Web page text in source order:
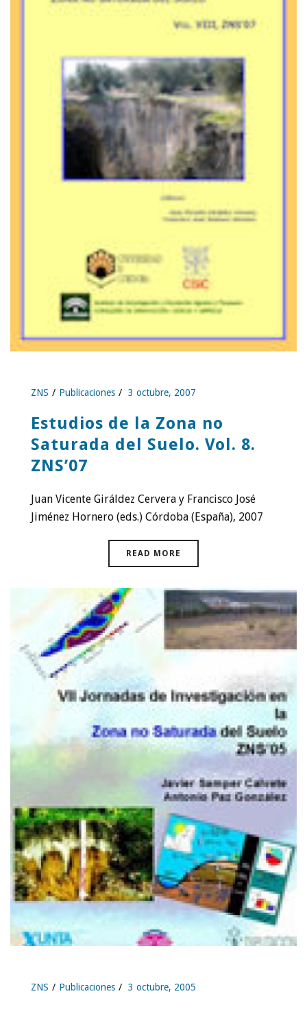
ZNS Publicaciones 3 octubre, 2007
Estudios de la Zona no
Saturada del Suelo. Vol. 8.
ZNS’07
Juan Vicente Giráldez Cervera y Francisco José
Jiménez Hornero (eds.) Córdoba (España), 2007
READ MORE
ZNS Publicaciones 3 octubre, 2005